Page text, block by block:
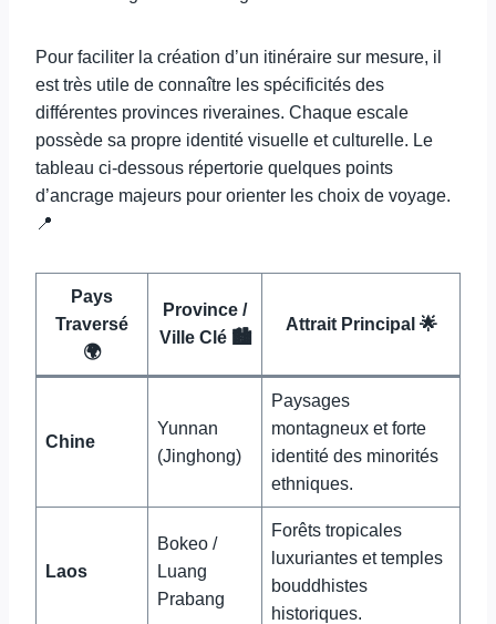
Pour faciliter la création d’un itinéraire sur mesure, il
est très utile de connaître les spécificités des
différentes provinces riveraines. Chaque escale
possède sa propre identité visuelle et culturelle. Le
tableau ci-dessous répertorie quelques points
d’ancrage majeurs pour orienter les choix de voyage.
📍
Pays
Traversé
🌍
Province /
Ville Clé 🏙️
Attrait Principal 🌟
Chine
Yunnan
(Jinghong)
Paysages
montagneux et forte
identité des minorités
ethniques.
Laos
Bokeo /
Luang
Prabang
Forêts tropicales
luxuriantes et temples
bouddhistes
historiques.